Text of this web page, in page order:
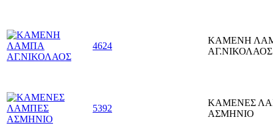
4624
ΚΑΜΕΝΗ
ΑΓ.ΝΙΚΟΛΑΟΣ
5392
ΚΑΜΕΝΕΣ
ΑΣΜΗΝΙΟ